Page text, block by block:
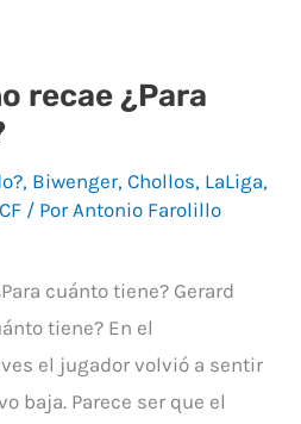
recae ¿Para
, Biwenger,Chollos, LaLiga,
/ PorAntonio Farolillo
cuánto tiene? Gerard
tiene? En el
el jugador volvió a sentir
baja. Parece ser que el